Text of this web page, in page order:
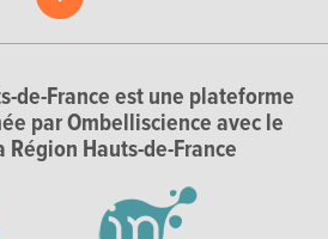
de-France est une plateforme
par Ombelliscience avec le
Hauts-de-France